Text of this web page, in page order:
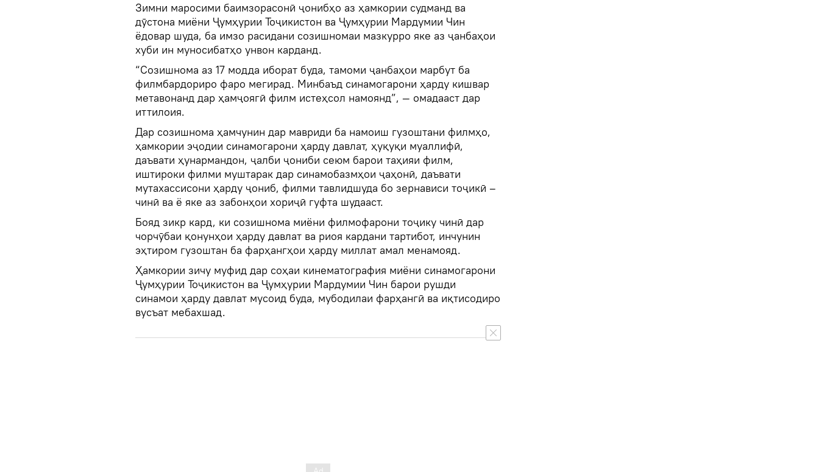
Зимни маросими баимзорасонӣ ҷонибҳо аз ҳамкории судманд ва
дӯстона миёни Ҷумҳурии Тоҷикистон ва Ҷумҳурии Мардумии Чин
ёдовар шуда, ба имзо расидани созишномаи мазкурро яке аз ҷанбаҳои
хуби ин муносибатҳо унвон карданд.
“Созишнома аз 17 модда иборат буда, тамоми ҷанбаҳои марбут ба
филмбардориро фаро мегирад. Минбаъд синамогарони ҳарду кишвар
метавонанд дар ҳамҷоягӣ филм истеҳсол намоянд”, — омадааст дар
иттилоия.
Дар созишнома ҳамчунин дар мавриди ба намоиш гузоштани филмҳо,
ҳамкории эҷодии синамогарони ҳарду давлат, ҳуқуқи муаллифӣ,
даъвати ҳунармандон, ҷалби ҷониби сеюм барои таҳияи филм,
иштироки филми муштарак дар синамобазмҳои ҷаҳонӣ, даъвати
мутахассисони ҳарду ҷониб, филми тавлидшуда бо зернависи тоҷикӣ –
чинӣ ва ё яке аз забонҳои хориҷӣ гуфта шудааст.
Бояд зикр кард, ки созишнома миёни филмофарони тоҷику чинӣ дар
чорчӯбаи қонунҳои ҳарду давлат ва риоя кардани тартибот, инчунин
эҳтиром гузоштан ба фарҳангҳои ҳарду миллат амал менамояд.
Ҳамкории зичу муфид дар соҳаи кинематография миёни синамогарони
Ҷумҳурии Тоҷикистон ва Ҷумҳурии Мардумии Чин барои рушди
синамои ҳарду давлат мусоид буда, мубодилаи фарҳангӣ ва иқтисодиро
вусъат мебахшад.